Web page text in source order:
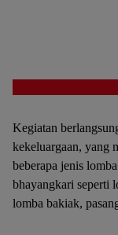
Kegiatan
kekeluargaan, yang
beberapa jenis
bhayangkari seperti
lomba bakiak,